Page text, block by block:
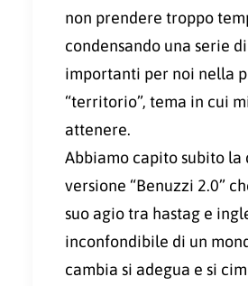
non prendere troppo
condensando una serie
importanti per noi nella
“territorio”, tema in cui
attenere.
Abbiamo capito subito la
versione “Benuzzi 2.0”
suo agio tra hastag e
inconfondibile di un
cambia si adegua e si